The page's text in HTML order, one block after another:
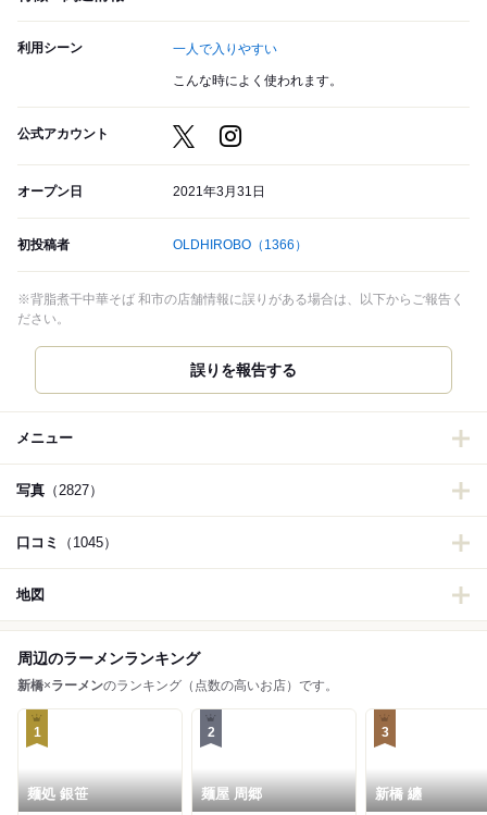
利用シーン 一人で入りやすい
こんな時によく使われます。
公式アカウント
オープン日 2021年3月31日
初投稿者 OLDHIROBO （1366）
※背脂煮干中華そば 和市の店舗情報に誤りがある場合は、以下からご報告く
ださい。
誤りを報告する
メニュー
写真 （2827）
口コミ （1045）
地図
周辺のラーメンランキング
新橋×ラーメンのランキング（点数の高いお店）です。
1
麺処 銀笹
2
麺屋 周郷
3
新橋 纏